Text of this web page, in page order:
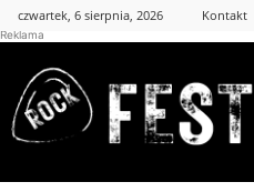
czwartek, 6 sierpnia, 2026 Kontakt
Reklama